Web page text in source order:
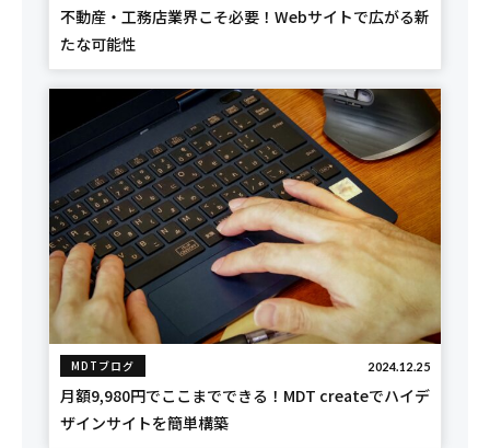
不動産・工務店業界こそ必要！Webサイトで広がる新
たな可能性
MDTブログ 2024.12.25
月額9,980円でここまでできる！MDT createでハイデ
ザインサイトを簡単構築